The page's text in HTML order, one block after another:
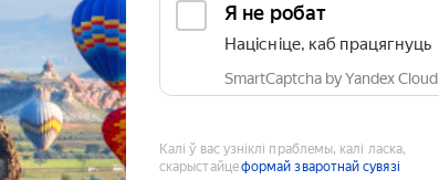
Я не робат
Націсніце, каб працягнуць
SmartCaptcha by Yandex Cloud
Калі ў вас узніклі праблемы, калі ласка,
скарыстайцеформай зваротнай сувязі